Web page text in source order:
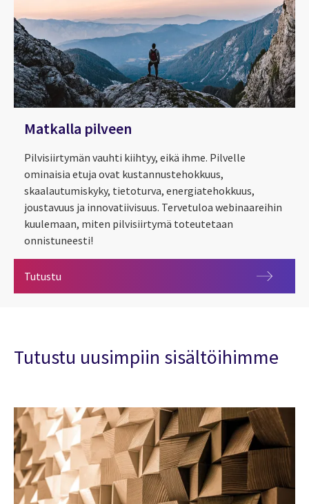
Matkalla pilveen
Pilvisiirtymän vauhti kiihtyy, eikä ihme. Pilvelle
ominaisia etuja ovat kustannustehokkuus,
skaalautumiskyky, tietoturva, energiatehokkuus,
joustavuus ja innovatiivisuus. Tervetuloa webinaareihin
kuulemaan, miten pilvisiirtymä toteutetaan
onnistuneesti!
Tutustu
Tutustu uusimpiin sisältöihimme